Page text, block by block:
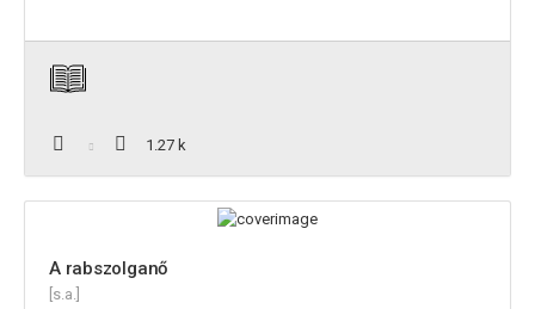
1.27 k
A rabszolganő
[s.a.]